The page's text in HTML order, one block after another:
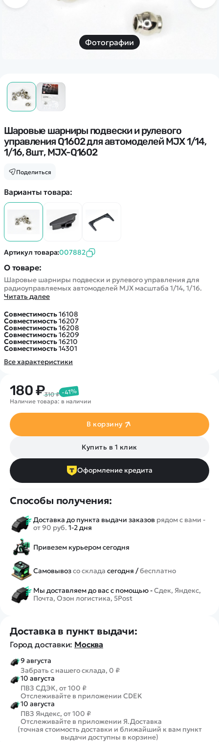
Фотографии
Шаровые шарниры подвески и рулевого
управления Q1602 для автомоделей MJX 1/14,
1/16, 8шт, MJX-Q1602
Поделиться
Варианты товара:
Артикул товара:007882
О товаре:
Шаровые шарниры подвески и рулевого управления для
радиоуправляемых автомоделей MJX масштаба 1/14, 1/16.
Читать далее
Совместимость16108
Совместимость16207
Совместимость16208
Совместимость16209
Совместимость16210
Совместимость14301
Все характеристики
180 ₽310 ₽ -41%
Наличие товара: в наличии
В корзину
Купить в 1 клик
Оформление кредита
Способы получения:
Доставка до пункта выдачи заказов рядом с вами -
от 90 руб. 1-2 дня
Привезем курьером сегодня
Самовывозсо склада сегодня /бесплатно
Мы доставляем до вас с помощью -Сдек, Яндекс,
Почта, Озон логистика, 5Post
Доставка в пункт выдачи:
Город доставки: Москва
9 августа
Забрать с нашего склада, 0 ₽
10 августа
ПВЗ СДЭК, от 100 ₽
Отслеживайте в приложении CDEK
10 августа
ПВЗ Яндекс, от 100 ₽
Отслеживайте в приложении Я.Доставка
(точная стоимость доставки и ближайший к вам пункт
выдачи доступны в корзине)
Дополнительный способ связи
WhatsApp/Мобильный
Есть вопрос? Можем связаться с вами
Наши соцсети:
Каталог
Машинки
Вертолеты
Роботы
Сборные модели
Детские электромобили
Железные дороги
Конструкторы
Запчасти для моделей
Информация
Оптовые продажи
Блог
Статьи про беспилотники
Обзор квадрокоптеров
Аренда Квадрокоптеров
Покупка в кредит
Покупателю
Контакты
Оплата и доставка
Помощь
Отследить заказ
Оплата на сайте